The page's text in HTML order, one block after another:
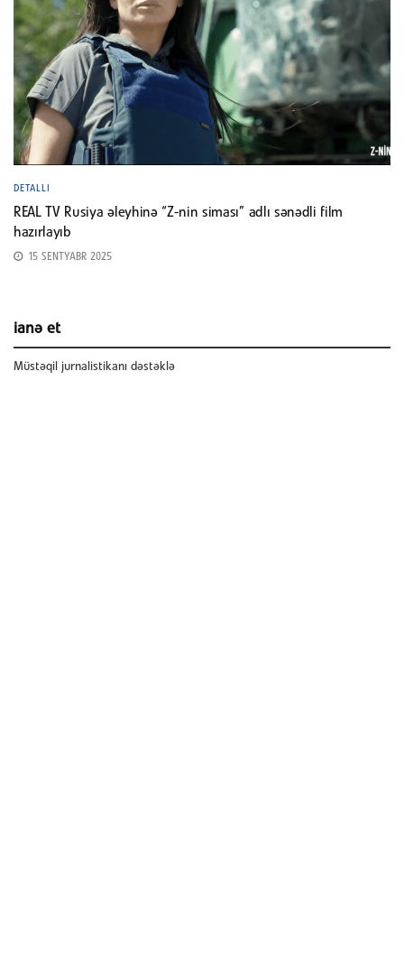
DETALLI
REAL TV Rusiya əleyhinə “Z-nin siması” adlı sənədli film
hazırlayıb
15 SENTYABR 2025
ianə et
Müstəqil jurnalistikanı dəstəklə